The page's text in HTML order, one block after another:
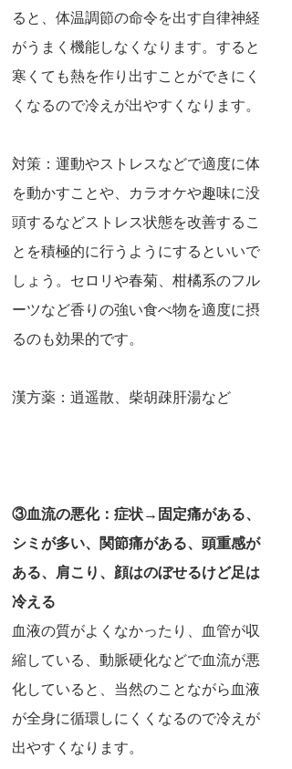
ると、 体温調節の命令を出す自律神経
がうまく機能しなくなります。すると
寒くても熱を作り出すことができにく
くなるので冷えが出やすくなります。
対策：運動やストレスなどで適度に体
を動かすことや、カラオケや趣味に没
頭するなどストレス状態を改善するこ
とを積極的に行うようにするといいで
しょう。セロリや春菊、柑橘系のフル
ーツなど香りの強い食べ物を適度に摂
るのも効果的です。
漢方薬：逍遥散、柴胡疎肝湯など
③血流の悪化：症状→固定痛がある、
シミが多い、関節痛がある、頭重感が
ある、肩こり、顔はのぼせるけど足は
冷える
血液の質がよくなかったり、血管が収
縮している、動脈硬化などで血流が悪
化していると、当然のことながら血液
が全身に循環しにくくなるので冷えが
出やすくなります。